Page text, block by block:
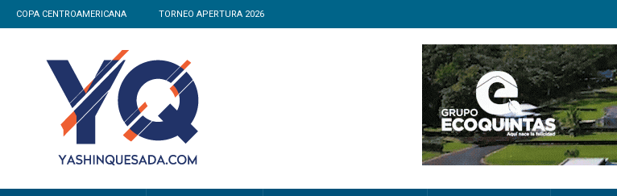
COPA CENTROAMERICANA TORNEO APERTURA 2026